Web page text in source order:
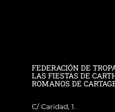
FEDERACIÓN DE
LAS FIESTAS DE
ROMANOS DE
C/ Caridad, 1.